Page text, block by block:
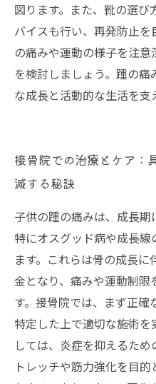
図ります。また、靴の選
バイスも行い、再発防止
の痛みや運動の様子を注
を検討しましょう。踵の
な成長と活動的な生活を支
接骨院での治療とケア：
減する秘訣
子供の踵の痛みは、成長期
特にオスグッド病や成長
ます。これらは骨の成長
金となり、痛みや運動制
す。接骨院では、まず正
特定した上で適切な施術を
しては、炎症を抑えるた
トレッチや筋力強化を目